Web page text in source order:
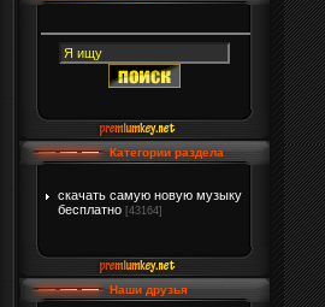
Категории раздела
скачать самую новую музыку
бесплатно [43164]
Наши друзья